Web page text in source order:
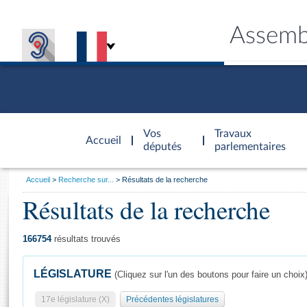
Accueil
d'accueil
Vos
députés
Travaux
parlementaires
Général
Vous
Accueil Recherche sur... Résultats de la recherche
Résultats de la recherche
166754résultats trouvés
LÉGISLATURE (Cliquez sur l'un des boutons pour faire un choix)
17e législature (X) Précédentes législatures